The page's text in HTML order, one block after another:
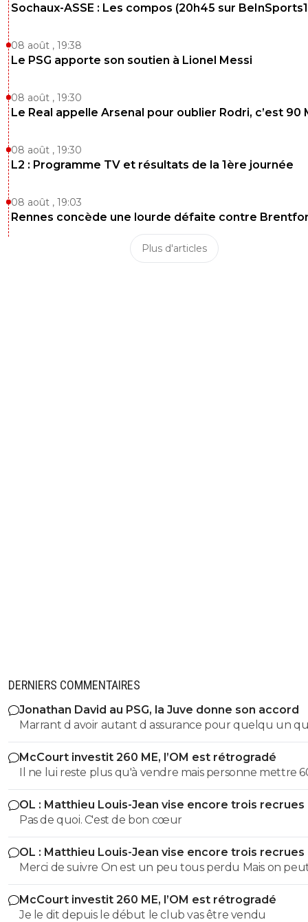
Sochaux-ASSE : Les compos (20h45 sur
08 août , 19:38
Le PSG apporte son soutien à Lionel Messi
08 août , 19:30
Le Real appelle Arsenal pour oublier Rodri, c’est 90
08 août , 19:30
L2 : Programme TV et résultats de la 1ère journée
08 août , 19:03
Rennes concède une lourde défaite contre
Plus d'articles
DERNIERS COMMENTAIRES
Jonathan David au PSG, la Juve donne son accord
Marrant d avoir autant d assurance pour quelqu un
trompe avec autant de régularité... Ton arrogance
presque impressionnant si elle était accompagnée d
quelconque talent, mais bref, je te laisserais volontiers
raison mais je crains la qualité de notre conversation !!!
McCourt investit 260 ME, l’OM est rétrogradé
Il ne lui reste plus qu'à vendre mais personne mettre 600
millions d'euros dans le club. A moins que du côté de
Saoudite ou du Golfe Persique un fou allonge la
mais je n'y crois guère.
OL : Matthieu Louis-Jean vise encore trois recrues
Pas de quoi. C'est de bon cœur
OL : Matthieu Louis-Jean vise encore trois recrues
Merci de suivre On est un peu tous perdu Mais on
compter sur toi pour parler de l’équipe de Lyon
McCourt investit 260 ME, l’OM est rétrogradé
Je le dit depuis le début le club vas être vendu